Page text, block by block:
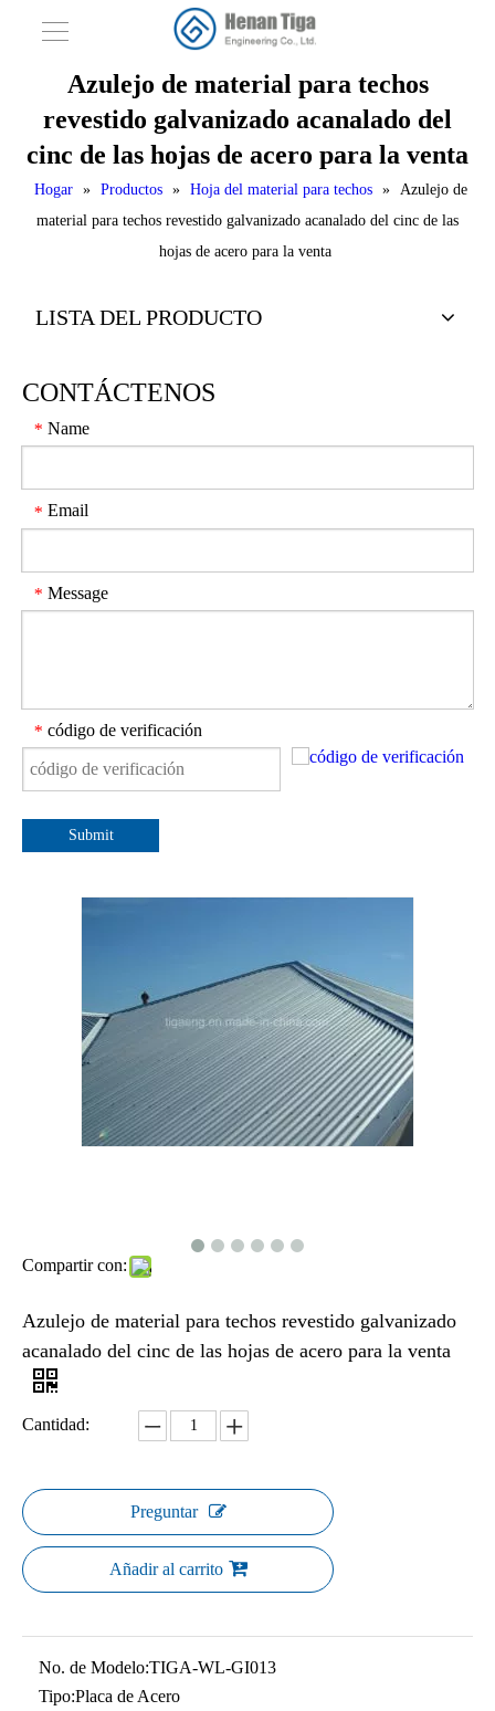
Azulejo de material para techos
revestido galvanizado acanalado del
cinc de las hojas de acero para la venta
Hogar » Productos » Hoja del material para techos » Azulejo de
material para techos revestido galvanizado acanalado del cinc de las
hojas de acero para la venta
LISTA DEL PRODUCTO
CONTÁCTENOS
* Name
* Email
* Message
* código de verificación
Submit
Compartir con:
Azulejo de material para techos revestido galvanizado
acanalado del cinc de las hojas de acero para la venta
Cantidad:
Preguntar
Añadir al carrito
No. de Modelo:TIGA-WL-GI013
Tipo:Placa de Acero